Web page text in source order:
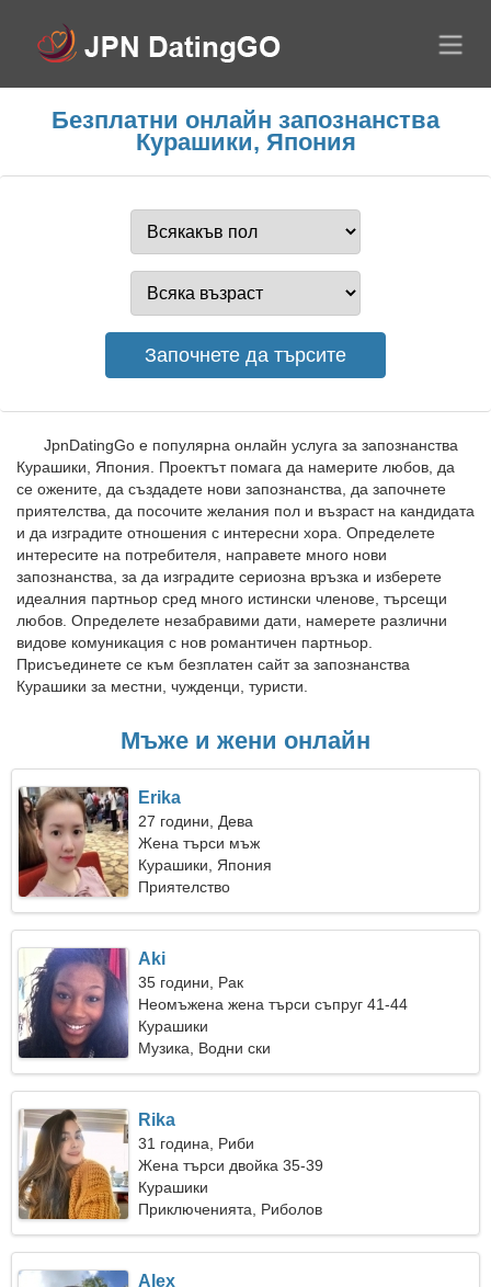
Безплатни онлайн запознанства
Курашики, Япония
JpnDatingGo е популярна онлайн услуга за запознанства
Курашики, Япония. Проектът помага да намерите любов, да
се ожените, да създадете нови запознанства, да започнете
приятелства, да посочите желания пол и възраст на кандидата
и да изградите отношения с интересни хора. Определете
интересите на потребителя, направете много нови
запознанства, за да изградите сериозна връзка и изберете
идеалния партньор сред много истински членове, търсещи
любов. Определете незабравими дати, намерете различни
видове комуникация с нов романтичен партньор.
Присъединете се към безплатен сайт за запознанства
Курашики за местни, чужденци, туристи.
Мъже и жени онлайн
Erika
27 години, Дева
Жена търси мъж
Курашики, Япония
Приятелство
Aki
35 години, Рак
Неомъжена жена търси съпруг 41-44
Курашики
Музика, Водни ски
Rika
31 година, Риби
Жена търси двойка 35-39
Курашики
Приключенията, Риболов
Alex